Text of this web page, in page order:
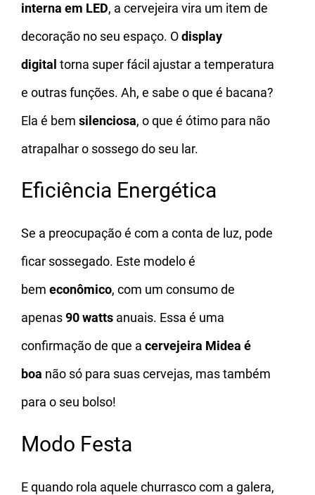
interna em LED, a cervejeira vira um item de
decoração no seu espaço. Odisplay
digital torna super fácil ajustar a temperatura
e outras funções. Ah, e sabe o que é bacana?
Ela é bem silenciosa, o que é ótimo para não
atrapalhar o sossego do seu lar.
Eficiência Energética
Se a preocupação é com a conta de luz, pode
ficar sossegado. Este modelo é
bem econômico, com um consumo de
apenas90 watts anuais. Essa é uma
confirmação de que a cervejeira Midea é
boa não só para suas cervejas, mas também
para o seu bolso!
Modo Festa
E quando rola aquele churrasco com a galera,